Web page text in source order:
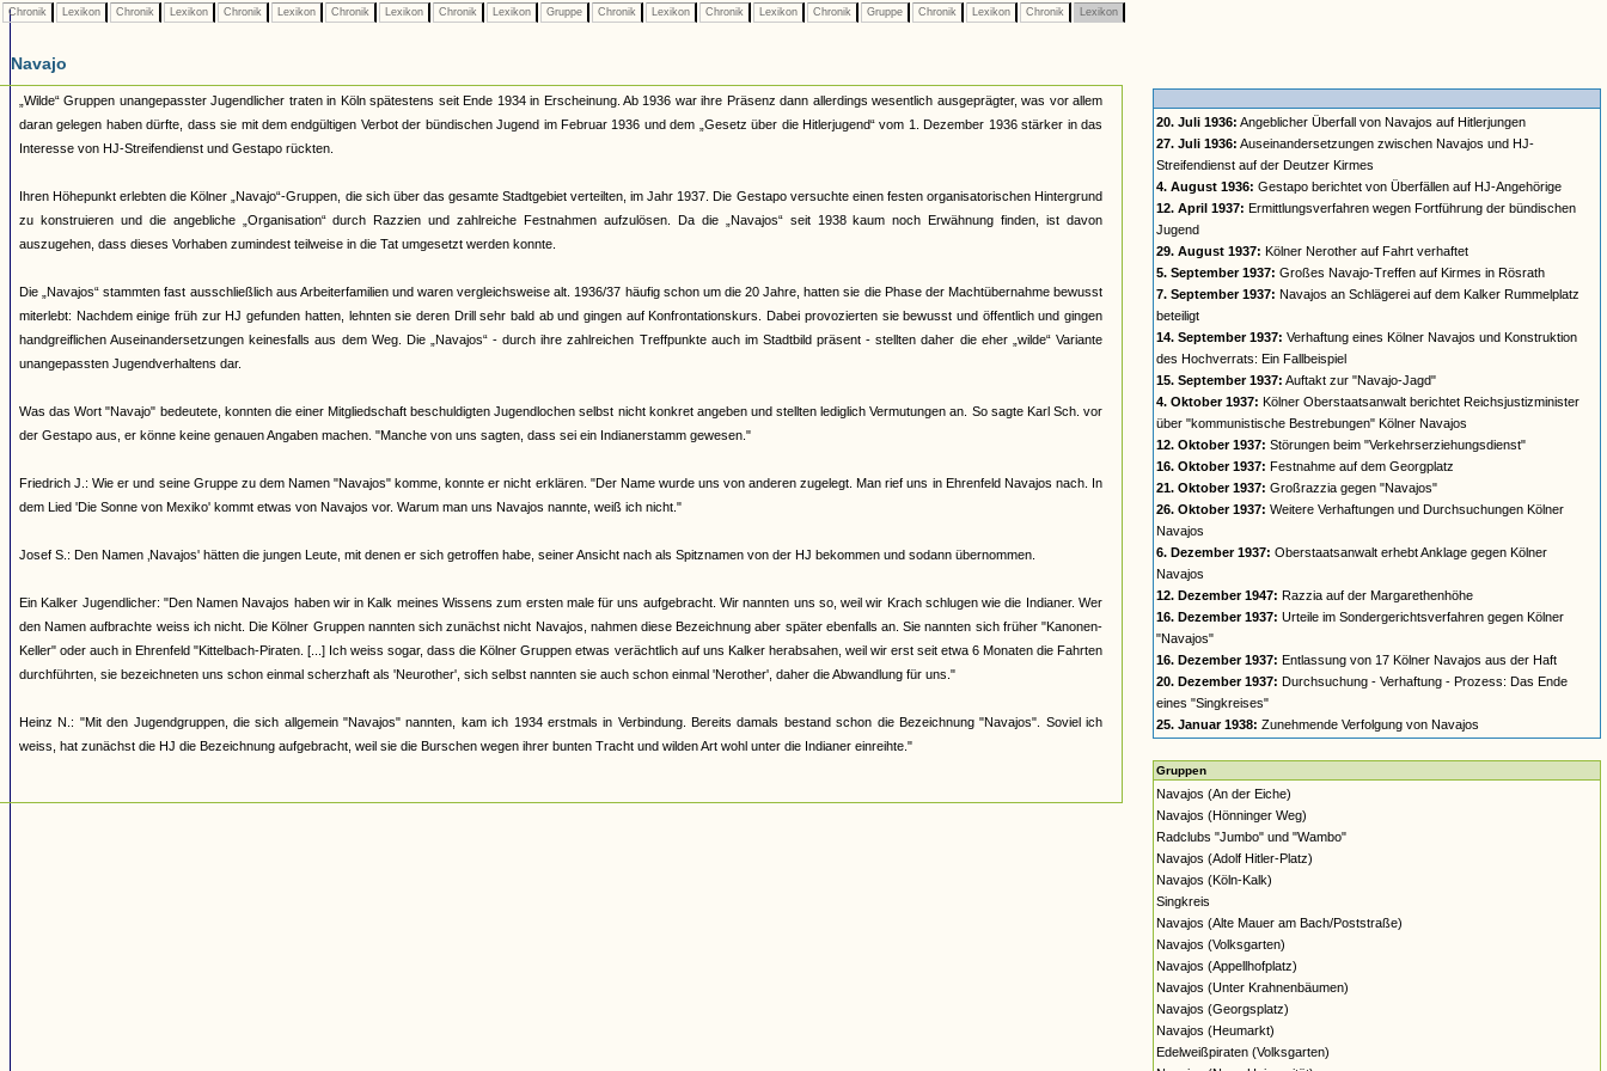
Chronik Lexikon Chronik Lexikon Chronik Lexikon Chronik Lexikon Chronik Lexikon Gruppe Chronik Lexikon Chronik Lexikon Chronik Gruppe Chronik Lexikon Chronik Lexikon
Navajo
„Wilde“ Gruppen unangepasster Jugendlicher traten in Köln spätestens seit Ende 1934 in Erscheinung. Ab 1936 war ihre Präsenz dann allerdings wesentlich ausgeprägter, was vor allem
daran gelegen haben dürfte, dass sie mit dem endgültigen Verbot der bündischen Jugend im Februar 1936 und dem „Gesetz über die Hitlerjugend“ vom 1. Dezember 1936 stärker in das
Interesse von HJ-Streifendienst und Gestapo rückten.
Ihren Höhepunkt erlebten die Kölner „Navajo“-Gruppen, die sich über das gesamte Stadtgebiet verteilten, im Jahr 1937. Die Gestapo versuchte einen festen organisatorischen Hintergrund
zu konstruieren und die angebliche „Organisation“ durch Razzien und zahlreiche Festnahmen aufzulösen. Da die „Navajos“ seit 1938 kaum noch Erwähnung finden, ist davon
auszugehen, dass dieses Vorhaben zumindest teilweise in die Tat umgesetzt werden konnte.
Die „Navajos“ stammten fast ausschließlich aus Arbeiterfamilien und waren vergleichsweise alt. 1936/37 häufig schon um die 20 Jahre, hatten sie die Phase der Machtübernahme bewusst
miterlebt: Nachdem einige früh zur HJ gefunden hatten, lehnten sie deren Drill sehr bald ab und gingen auf Konfrontationskurs. Dabei provozierten sie bewusst und öffentlich und gingen
handgreiflichen Auseinandersetzungen keinesfalls aus dem Weg. Die „Navajos“ - durch ihre zahlreichen Treffpunkte auch im Stadtbild präsent - stellten daher die eher „wilde“ Variante
unangepassten Jugendverhaltens dar.
Was das Wort "Navajo" bedeutete, konnten die einer Mitgliedschaft beschuldigten Jugendlochen selbst nicht konkret angeben und stellten lediglich Vermutungen an. So sagte Karl Sch. vor
der Gestapo aus, er könne keine genauen Angaben machen. "Manche von uns sagten, dass sei ein Indianerstamm gewesen."
Friedrich J.: Wie er und seine Gruppe zu dem Namen "Navajos" komme, konnte er nicht erklären. "Der Name wurde uns von anderen zugelegt. Man rief uns in Ehrenfeld Navajos nach. In
dem Lied 'Die Sonne von Mexiko' kommt etwas von Navajos vor. Warum man uns Navajos nannte, weiß ich nicht."
Josef S.: Den Namen ‚Navajos' hätten die jungen Leute, mit denen er sich getroffen habe, seiner Ansicht nach als Spitznamen von der HJ bekommen und sodann übernommen.
Ein Kalker Jugendlicher: "Den Namen Navajos haben wir in Kalk meines Wissens zum ersten male für uns aufgebracht. Wir nannten uns so, weil wir Krach schlugen wie die Indianer. Wer
den Namen aufbrachte weiss ich nicht. Die Kölner Gruppen nannten sich zunächst nicht Navajos, nahmen diese Bezeichnung aber später ebenfalls an. Sie nannten sich früher "Kanonen-
Keller" oder auch in Ehrenfeld "Kittelbach-Piraten. [...] Ich weiss sogar, dass die Kölner Gruppen etwas verächtlich auf uns Kalker herabsahen, weil wir erst seit etwa 6 Monaten die Fahrten
durchführten, sie bezeichneten uns schon einmal scherzhaft als 'Neurother', sich selbst nannten sie auch schon einmal 'Nerother', daher die Abwandlung für uns."
Heinz N.: "Mit den Jugendgruppen, die sich allgemein "Navajos" nannten, kam ich 1934 erstmals in Verbindung. Bereits damals bestand schon die Bezeichnung "Navajos". Soviel ich
weiss, hat zunächst die HJ die Bezeichnung aufgebracht, weil sie die Burschen wegen ihrer bunten Tracht und wilden Art wohl unter die Indianer einreihte."
20. Juli 1936: Angeblicher Überfall von Navajos auf Hitlerjungen
27. Juli 1936: Auseinandersetzungen zwischen Navajos und HJ-
Streifendienst auf der Deutzer Kirmes
4. August 1936: Gestapo berichtet von Überfällen auf HJ-Angehörige
12. April 1937: Ermittlungsverfahren wegen Fortführung der bündischen
Jugend
29. August 1937: Kölner Nerother auf Fahrt verhaftet
5. September 1937: Großes Navajo-Treffen auf Kirmes in Rösrath
7. September 1937: Navajos an Schlägerei auf dem Kalker Rummelplatz
beteiligt
14. September 1937: Verhaftung eines Kölner Navajos und Konstruktion
des Hochverrats: Ein Fallbeispiel
15. September 1937: Auftakt zur "Navajo-Jagd"
4. Oktober 1937: Kölner Oberstaatsanwalt berichtet Reichsjustizminister
über "kommunistische Bestrebungen" Kölner Navajos
12. Oktober 1937: Störungen beim "Verkehrserziehungsdienst"
16. Oktober 1937: Festnahme auf dem Georgplatz
21. Oktober 1937: Großrazzia gegen "Navajos"
26. Oktober 1937: Weitere Verhaftungen und Durchsuchungen Kölner
Navajos
6. Dezember 1937: Oberstaatsanwalt erhebt Anklage gegen Kölner
Navajos
12. Dezember 1947: Razzia auf der Margarethenhöhe
16. Dezember 1937: Urteile im Sondergerichtsverfahren gegen Kölner
"Navajos"
16. Dezember 1937: Entlassung von 17 Kölner Navajos aus der Haft
20. Dezember 1937: Durchsuchung - Verhaftung - Prozess: Das Ende
eines "Singkreises"
25. Januar 1938: Zunehmende Verfolgung von Navajos
Gruppen
Navajos (An der Eiche)
Navajos (Hönninger Weg)
Radclubs "Jumbo" und "Wambo"
Navajos (Adolf Hitler-Platz)
Navajos (Köln-Kalk)
Singkreis
Navajos (Alte Mauer am Bach/Poststraße)
Navajos (Volksgarten)
Navajos (Appellhofplatz)
Navajos (Unter Krahnenbäumen)
Navajos (Georgsplatz)
Navajos (Heumarkt)
Edelweißpiraten (Volksgarten)